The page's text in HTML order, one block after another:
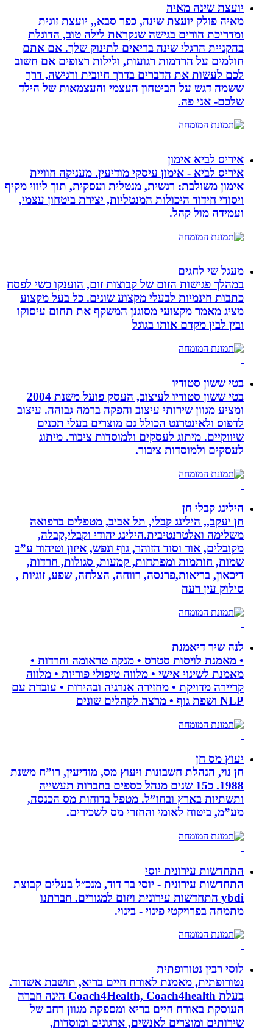
יועצת שינה מאיה
מאיה פולק יועצת שינה, כפר סבא,, יועצת זוגית
ומדריכת הורים בגישה שנקראת לילה טוב, הדוגלת
בהקניית הרגלי שינה בריאים לתינוק שלך. אם אתם
חולמים על הרדמות רגועות, ולילות רצופים אם חשוב
לכם לעשות את הדברים בדרך חיובית ורגישה, דרך
ששמה דגש על הביטחון העצמי והעצמאות של הילד
שלכם- אני פה.
איריס לביא אימון
איריס לביא - אימון עיסקי מודיעין. מעניקה חוויית
אימון משולבת: רגשית, מנטלית ועסקית, תוך ליווי מקיף
ויסודי חידוד היכולות המנטליות, יצירת ביטחון עצמי,
ועמידה מול קהל.
מעגל שי לחגים
במהלך פגישות הזום של קבוצות זום, הוענקו כשי לפסח
כתבות חינמיות לבעלי מקצוע שונים. כל בעל מקצוע
מציג מאמר מקצועי מסוגנן המשקף את תחום עיסוקו
ובין לבין מקדם אותו בגוגל
בטי ששון סטודיו
בטי ששון סטודיו לעיצוב, העסק פועל משנת 2004
ומציע מגוון שירותי עיצוב והפקה ברמה גבוהה. עיצוב
לדפוס ולאינטרנט הכולל גם מוצרים בעלי תכנים
שיווקיים. מיתוג לעסקים ולמוסדות ציבור. מיתוג
לעסקים ולמוסדות ציבור.
הילינג קבלי חן
חן יעקב,, הילינג קבלי, תל אביב, מטפלים ברפואה
משלימה ואלטרנטיבית.הילינג יהודי וקבלי,קבלה,
מקובלים, אור וסוד הזוהר, גוף ונפש, איזון וטיהור ע”ב
שמות, חותמות ומפתחות, קמעות, סגולות, חרדות,
דיכאון, בריאות,פרנסה, רווחה, הצלחה, שפע, זוגיות ,
סילוק עין רעה
לנה שיר דיאמנת
• מאמנת לויסות סטרס • מנקה טראומה וחרדות •
מאמנת לשינוי אישי • מלווה טיפולי פוריות • מלווה
קריירה מדויקת • מחזירה אנרגיה ובהירות • עובדת עם
יעוץ מס חן
חן נוי, הנהלת חשבונות ויעוץ מס, מודיעין, רו”ח משנת
1988. כ15 שנים מנהל כספים בחברות תעשייה
ותשתיות בארץ ובחו”ל. מטפל בדוחות מס הכנסה,
מע”מ, ביטוח לאומי והחזרי מס לשכירים.
התחדשות עירונית יוסי
התחדשות עירונית - יוסי בר דוד, מנכ״ל בעלים קבוצת
ybdi התחדשות עירונית ויזום למגורים. חברתנו
מתמחה בפרויקטי פינוי - בינוי.
לוסי רבין נטורופתית
נטורופתית, מאמנת לאורח חיים בריא, תושבת אשדוד.
בעלת Coach4Health, Coach4health הינה חברה
העוסקת באורח חיים בריא ומספקת מגוון רחב של
שירותים ומוצרים לאנשים, ארגונים ומוסדות,